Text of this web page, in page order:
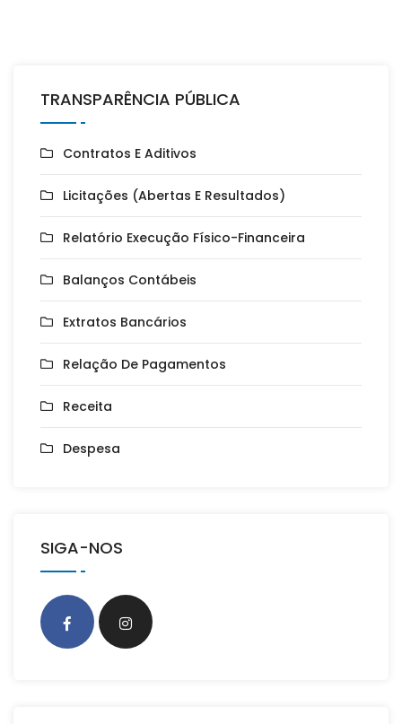
TRANSPARÊNCIA PÚBLICA
Contratos E Aditivos
Licitações (Abertas E Resultados)
Relatório Execução Físico-Financeira
Balanços Contábeis
Extratos Bancários
Relação De Pagamentos
Receita
Despesa
SIGA-NOS